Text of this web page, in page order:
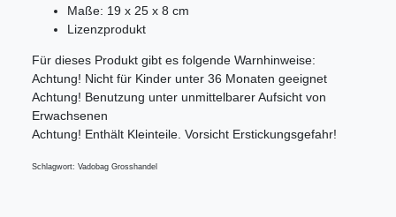
Maße: 19 x 25 x 8 cm
Lizenzprodukt
Für dieses Produkt gibt es folgende Warnhinweise:
Achtung! Nicht für Kinder unter 36 Monaten geeignet
Achtung! Benutzung unter unmittelbarer Aufsicht von
Erwachsenen
Achtung! Enthält Kleinteile. Vorsicht Erstickungsgefahr!
Schlagwort: Vadobag Grosshandel